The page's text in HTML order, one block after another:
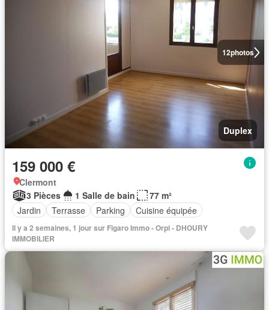
12photos
Duplex
159 000 €
Clermont
3 Pièces
1 Salle de bain
77 m²
Jardin
Terrasse Parking Cuisine équipée
Il y a 2 semaines, 1 jour sur Figaro Immo - Orpi - DHOURY
IMMOBILIER